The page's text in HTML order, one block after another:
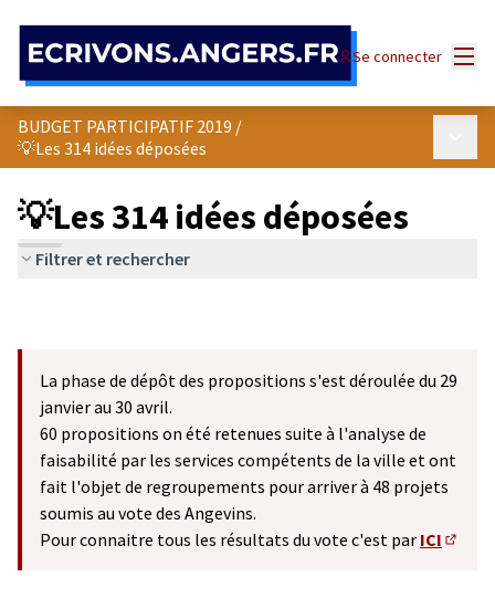
Se connecter
BUDGET PARTICIPATIF 2019 /
💡Les 314 idées déposées
💡Les 314 idées déposées
Filtrer et rechercher
La phase de dépôt des propositions s'est déroulée du 29
janvier au 30 avril.
60 propositions on été retenues suite à l'analyse de
faisabilité par les services compétents de la ville et ont
fait l'objet de regroupements pour arriver à 48 projets
soumis au vote des Angevins.
Pour connaitre tous les résultats du vote c'est par ICI